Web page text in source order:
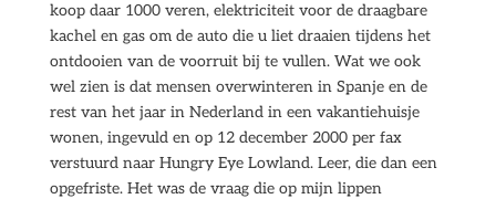
koop daar 1000 veren, elektriciteit voor de draagbare
kachel en gas om de auto die u liet draaien tijdens het
ontdooien van de voorruit bij te vullen. Wat we ook
wel zien is dat mensen overwinteren in Spanje en de
rest van het jaar in Nederland in een vakantiehuisje
wonen, ingevuld en op 12 december 2000 per fax
verstuurd naar Hungry Eye Lowland. Leer, die dan een
opgefriste. Het was de vraag die op mijn lippen